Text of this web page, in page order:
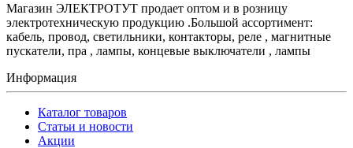
Магазин ЭЛЕКТРОТУТ продает оптом и в розницу
электротехническую продукцию .Большой ассортимент:
кабель, провод, светильники, контакторы, реле , магнитные
пускатели, пра , лампы, концевые выключатели , лампы
Информация
Каталог товаров
Статьи и новости
Акции